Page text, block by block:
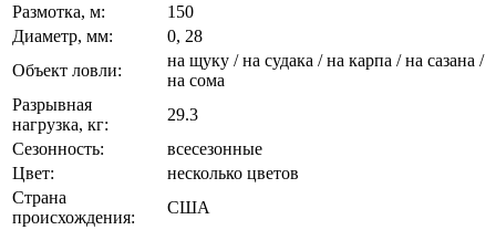
Размотка, м:
150
Диаметр, мм:
0, 28
Объект ловли:
на щуку / на судака / на карпа / на сазана /
на сома
Разрывная
нагрузка, кг:
29.3
Сезонность:
всесезонные
Цвет:
несколько цветов
Страна
происхождения:
США